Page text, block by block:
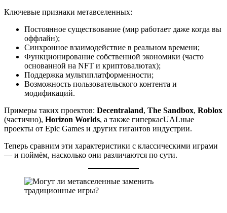
Ключевые признаки метавселенных:
Постоянное существование (мир работает даже когда вы
оффлайн);
Синхронное взаимодействие в реальном времени;
Функционирование собственной экономики (часто
основанной на NFT и криптовалютах);
Поддержка мультиплатформенности;
Возможность пользовательского контента и
модификаций.
Примеры таких проектов: Decentraland, The Sandbox, Roblox
(частично), Horizon Worlds, а также гиперкасUALные
проекты от Epic Games и других гигантов индустрии.
Теперь сравним эти характеристики с классическими играми
— и поймём, насколько они различаются по сути.